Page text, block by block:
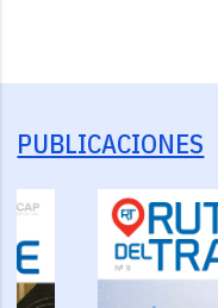
PUBLICACIONES